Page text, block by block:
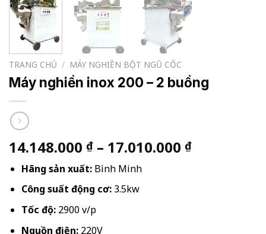
TRANG CHỦ / MÁY NGHIỀN BỘT NGŨ CỐC
Máy nghiền inox 200 – 2 buồng
14.148.000 ₫ – 17.010.000 ₫Khoảng
Hãng sản xuất:Bình Minh
Công suất động cơ:3.5kw
Tốc độ:2900 v/p
Nguồn điện:220V